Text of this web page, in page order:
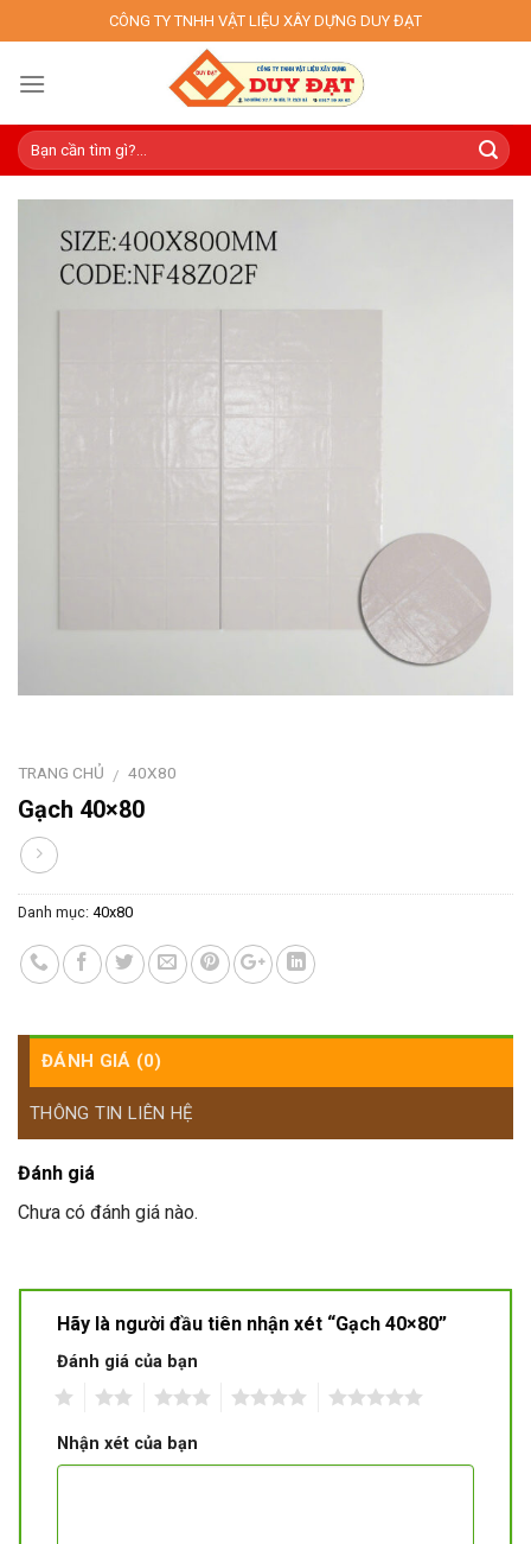
to
content
CÔNG TY TNHH VẬT LIỆU XÂY DỰNG DUY ĐẠT
TRANG CHỦ / 40X80
Gạch 40×80
Danh mục: 40x80
ĐÁNH GIÁ (0)
THÔNG TIN LIÊN HỆ
Đánh giá
Chưa có đánh giá nào.
Hãy là người đầu tiên nhận xét “Gạch 40×80”
Đánh giá của bạn
Nhận xét của bạn